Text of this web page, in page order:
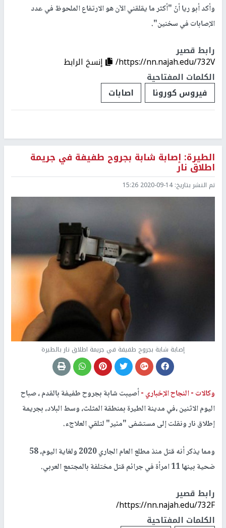
وأكد أبو ريا أنّ "أكثر ما يقلقني الآن هو الارتفاع الملحوظ في عدد
الإصابات في سخنين".
رابط قصير
https://nn.najah.edu/732V/
إنسخ الرابط
الكلمات المفتاحية
فيروس كورونا
اصابات
الطيرة: إصابة شابة بجروح طفيفة في جريمة
اطلاق نار
تم النشر بتاريخ:2020-09-14 15:26
إصابة شابة بجروح طفيفة في جريمة اطلاق نار بالطيرة
وكالات -النجاح الإخباري -أصيبت شابة بجروح طفيفة بالقدم ، صباح
اليوم الاثنين ،في مدينة الطيرة بمنطقة المثلث، وسط البلاد، بجريمة
إطلاق نار ونقلت إلى مستشفى "مئير" لتلقي العلاجء.
ومما يذكر أنه قتل منذ مطلع العام الجاري 2020 ولغاية اليوم، 58
ضحية بينها 11 امرأة في جرائم قتل مختلفة بالمجتمع العربي.
رابط قصير
https://nn.najah.edu/732F/
الكلمات المفتاحية